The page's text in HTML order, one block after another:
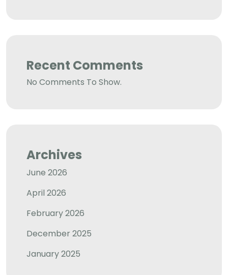
Recent Comments
No Comments To Show.
Archives
June 2026
April 2026
February 2026
December 2025
January 2025